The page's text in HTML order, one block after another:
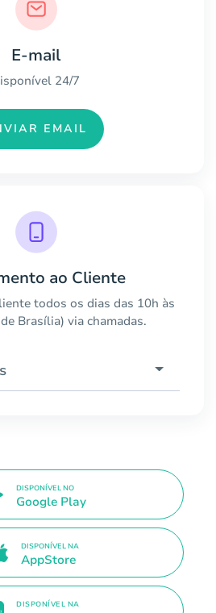
E-mail
24/7
EMAIL
ao Cliente
todos os dias das 10h às
Brasília) via chamadas.
DISPONÍVEL NO
Google Play
DISPONÍVEL NA
AppStore
DISPONÍVEL NA